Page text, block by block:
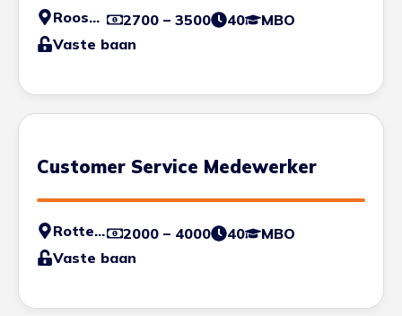
Roosendaal 2700 – 3500 40
MBO
Vaste baan
Customer Service Medewerker
Rotterdam 2000 – 4000 40
MBO
Vaste baan